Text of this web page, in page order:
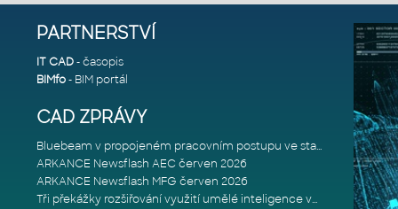
PARTNERSTVÍ
IT CAD- časopis
BIMfo- BIM portál
CAD ZPRÁVY
Bluebeam v propojeném pracovním postupu ve stavebnictví: Proč je int
ARKANCE Newsflash AEC červen 2026
ARKANCE Newsflash MFG červen 2026
Tři překážky rozšiřování využití umělé inteligence ve stavebním prům